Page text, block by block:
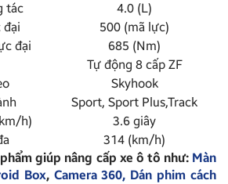
tác
4.0 (L)
đại
500 (mã lực)
đại
685 (Nm)
Tự động 8 cấp ZF
Skyhook
Sport, Sport Plus,Track
h)
3.6 giây
314 (km/h)
giúp nâng cấp xe ô tô như: Màn
Box, Camera 360, Dán phim cách